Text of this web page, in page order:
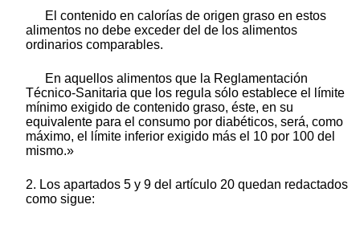
El contenido en calorías de origen graso en estos
alimentos no debe exceder del de los alimentos
ordinarios comparables.
En aquellos alimentos que la Reglamentación
Técnico-Sanitaria que los regula sólo establece el límite
mínimo exigido de contenido graso, éste, en su
equivalente para el consumo por diabéticos, será, como
máximo, el límite inferior exigido más el 10 por 100 del
mismo.»
2. Los apartados 5 y 9 del artículo 20 quedan redactados
como sigue: